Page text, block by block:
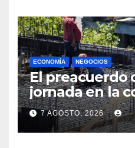
ECONOMÍA NEGOCIOS
El preacuerdo
jornada en la
menos horas,
convenio hasta
7 AGOSTO, 2026